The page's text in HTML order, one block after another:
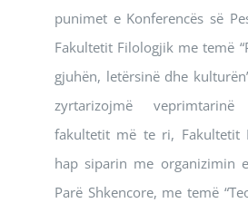
punimet e Konferencës së
Fakultetit Filologjik me temë
gjuhën, letërsinë dhe
zyrtarizojmë
fakultetit më te ri, Fakultetit
hap siparin me organizimin
Parë Shkencore, me temë